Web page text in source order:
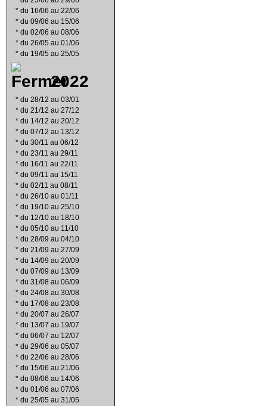
* du 16/06 au 22/06
* du 09/06 au 15/06
* du 02/06 au 08/06
* du 26/05 au 01/06
* du 19/05 au 25/05
2022
* du 28/12 au 03/01
* du 21/12 au 27/12
* du 14/12 au 20/12
* du 07/12 au 13/12
* du 30/11 au 06/12
* du 23/11 au 29/11
* du 16/11 au 22/11
* du 09/11 au 15/11
* du 02/11 au 08/11
* du 26/10 au 01/11
* du 19/10 au 25/10
* du 12/10 au 18/10
* du 05/10 au 11/10
* du 28/09 au 04/10
* du 21/09 au 27/09
* du 14/09 au 20/09
* du 07/09 au 13/09
* du 31/08 au 06/09
* du 24/08 au 30/08
* du 17/08 au 23/08
* du 20/07 au 26/07
* du 13/07 au 19/07
* du 06/07 au 12/07
* du 29/06 au 05/07
* du 22/06 au 28/06
* du 15/06 au 21/06
* du 08/06 au 14/06
* du 01/06 au 07/06
* du 25/05 au 31/05